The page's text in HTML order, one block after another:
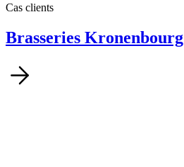
Cas clients
Brasseries Kronenbourg